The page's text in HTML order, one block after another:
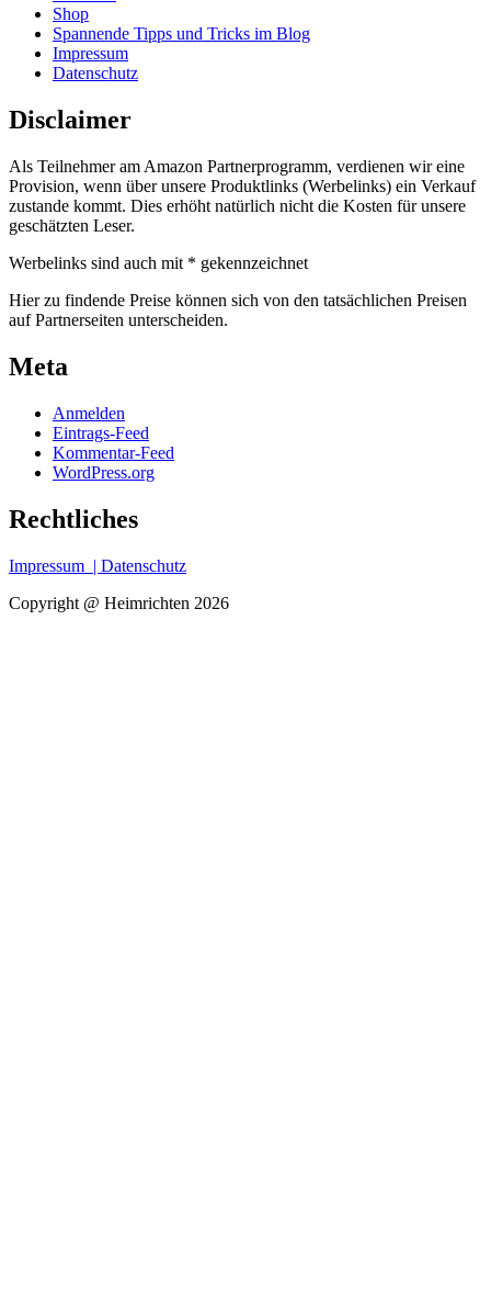
Shop
Spannende Tipps und Tricks im Blog
Impressum
Datenschutz
Disclaimer
Als Teilnehmer am Amazon Partnerprogramm, verdienen wir eine
Provision, wenn über unsere Produktlinks (Werbelinks) ein Verkauf
zustande kommt. Dies erhöht natürlich nicht die Kosten für unsere
geschätzten Leser.
Werbelinks sind auch mit * gekennzeichnet
Hier zu findende Preise können sich von den tatsächlichen Preisen
auf Partnerseiten unterscheiden.
Meta
Anmelden
Eintrags-Feed
Kommentar-Feed
WordPress.org
Rechtliches
Impressum | Datenschutz
Copyright @ Heimrichten 2026